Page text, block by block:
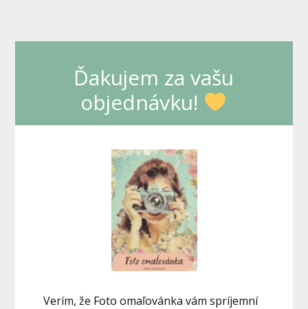
Ďakujem za vašu
objednávku!
Verím, že Foto omaľovánka vám spríjemní